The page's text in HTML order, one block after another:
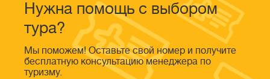
Нужна помощь с выбором
тура?
Мы поможем! Оставьте свой номер и получите
бесплатную консультацию менеджера по
туризму.